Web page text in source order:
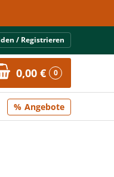
/ Registrieren
0,00 € 0
Angebote